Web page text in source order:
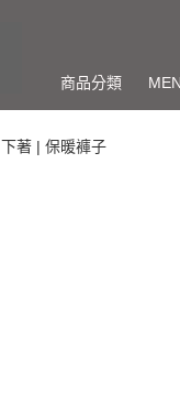
商品分類
下著 | 保暖褲子